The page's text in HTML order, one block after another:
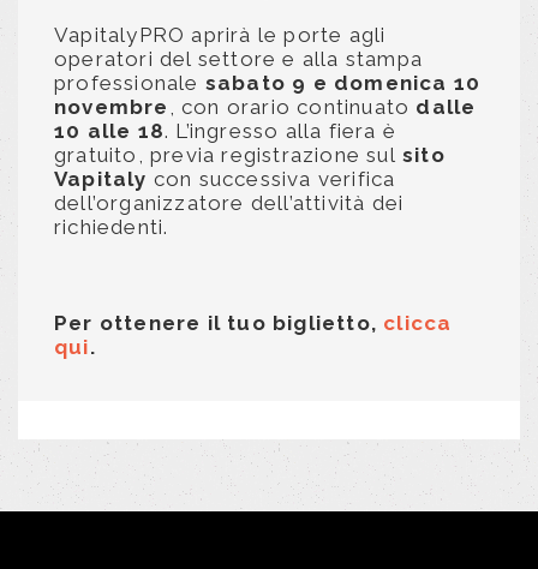
VapitalyPRO aprirà le porte agli
operatori del settore e alla stampa
professionale sabato 9 e domenica 10
novembre
, con orario continuato dalle
10 alle 18. L’ingresso alla fiera è
gratuito, previa registrazione sul sito
Vapitaly con successiva verifica
dell’organizzatore dell’attività dei
richiedenti.
Per ottenere il tuo biglietto, clicca
qui.